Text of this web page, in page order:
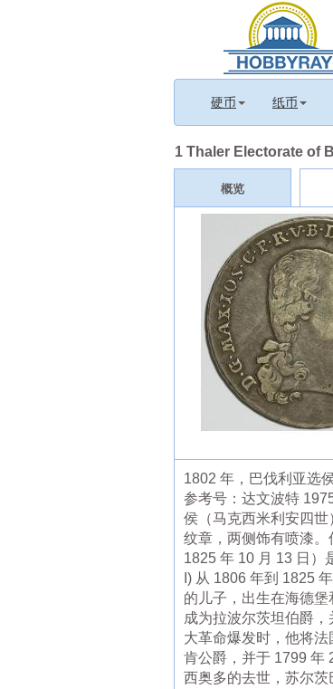
硬币 纸币
1 Thaler Electorate of
概览
1802 年，巴伐利亚选
参考号：达文波特
侯（马克西米利安四
纹章，两侧饰有喷漆
1825 年 10 月 13 日）
I) 从 1806 年到 1825
的儿子，出生在海德
成为拉波尔茨坦伯爵
大革命爆发时，他将
肯公爵，并于 1799 年
西奥多的去世，苏尔